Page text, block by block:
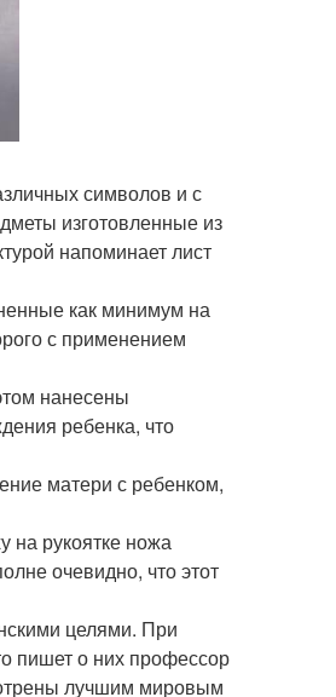
символов и с
изготовленные из
напоминает лист
как минимум на
с применением
нанесены
ребенка, что
матери с ребенком,
на рукоятке ножа
очевидно, что этот
целями. При
пишет о них профессор
лучшим мировым